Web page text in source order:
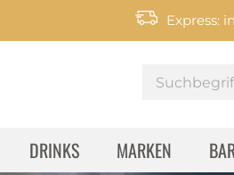
Express:
DRINKS MARKEN